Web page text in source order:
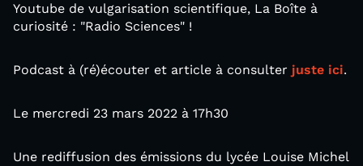
Youtube de vulgarisation scientifique, La Boîte à
curiosité : "Radio Sciences" !
Podcast à (ré)écouter et article à consulter juste ici.
Le mercredi 23 mars 2022 à 17h30
Une rediffusion des émissions du lycée Louise Michel